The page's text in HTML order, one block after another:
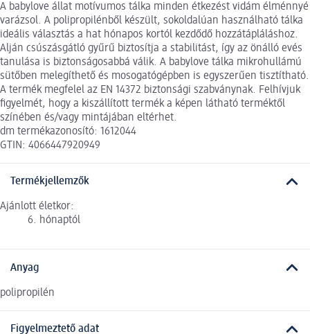
A babylove állat motívumos tálka minden étkezést vidám élménnyé
varázsol. A polipropilénből készült, sokoldalúan használható tálka
ideális választás a hat hónapos kortól kezdődő hozzátápláláshoz.
Alján csúszásgátló gyűrű biztosítja a stabilitást, így az önálló evés
tanulása is biztonságosabbá válik. A babylove tálka mikrohullámú
sütőben melegíthető és mosogatógépben is egyszerűen tisztítható.
A termék megfelel az EN 14372 biztonsági szabványnak. Felhívjuk
figyelmét, hogy a kiszállított termék a képen látható terméktől
színében és/vagy mintájában eltérhet.
dm termékazonosító: 1612044
GTIN: 4066447920949
Termékjellemzők
Ajánlott életkor:
6. hónaptól
Anyag
polipropilén
Figyelmeztető adat